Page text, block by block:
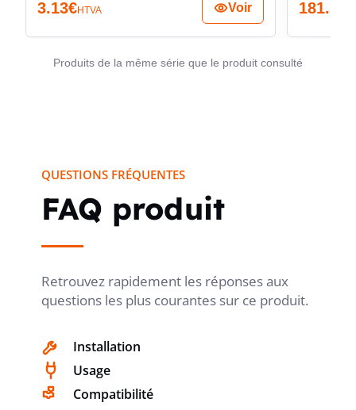
différentielle divisionnaire compacte, lisible et
AVEC DISPOSITIF DE VERROUILLAGE
FRÉQUENCE
CHOCS UIMP
PROTECTION CONTRE LES
DÉCLENCHEMENTS INTEMPESTIFS
3.13€HTVA Voir 181.51
Produits de la même série que le produit consulté
QUESTIONS FRÉQUENTES
FAQ produit
Retrouvez rapidement les réponses aux
questions les plus courantes sur ce produit.
Installation
Usage
Compatibilité